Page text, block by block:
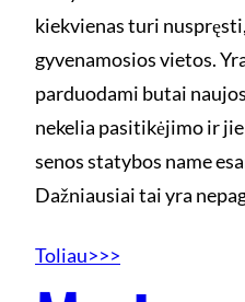
kiekvienas turi
gyvenamosios vietos.
parduodami butai
nekelia pasitikėjimo ir
senos statybos name
Dažniausiai tai yra
Toliau>>>